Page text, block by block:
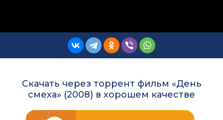
Скачать через торрент фильм «День
смеха» (2008) в хорошем качестве